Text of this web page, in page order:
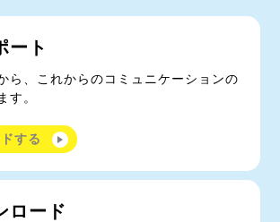
ート
ら、これからのコミュニケーションの
す。
する
ロード